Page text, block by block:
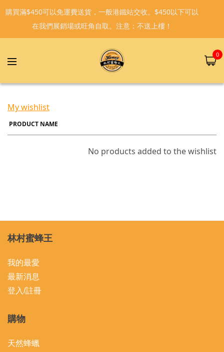
0
My wishlist
PRODUCT NAME
No products added to the wishlist
林村蜜蜂王
我的最愛
最新消息
登入/註冊
購物
天然蜂蠟
購買滿$450可以免運費送貨，一般港鐵站交收。$450以下可以
在我們展銷場或旺角自取。注意：不送上樓！